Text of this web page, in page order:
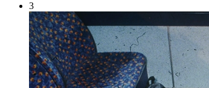
3